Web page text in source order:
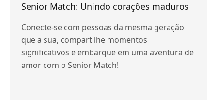
Senior Match: Unindo corações maduros
Conecte-se com pessoas da mesma geração
que a sua, compartilhe momentos
significativos e embarque em uma aventura de
amor com o Senior Match!